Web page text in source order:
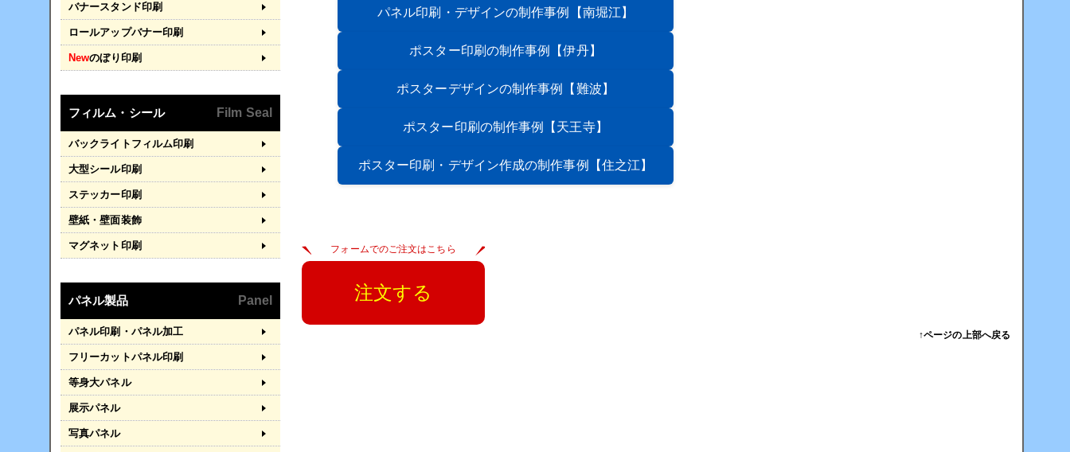
バナースタンド印刷
ロールアップバナー印刷
Newのぼり印刷
フィルム・シール Film Seal
バックライトフィルム印刷
大型シール印刷
ステッカー印刷
壁紙・壁面装飾
マグネット印刷
パネル製品 Panel
パネル印刷・パネル加工
フリーカットパネル印刷
等身大パネル
展示パネル
写真パネル
パネル印刷・デザインの制作事例 【南堀江】
ポスター印刷の制作事例 【伊丹】
ポスターデザインの制作事例 【難波】
ポスター印刷の制作事例 【天王寺】
ポスター印刷・デザイン作成の制作事例 【住之江】
フォームでのご注文はこちら
注文する
↑ページの上部へ戻る